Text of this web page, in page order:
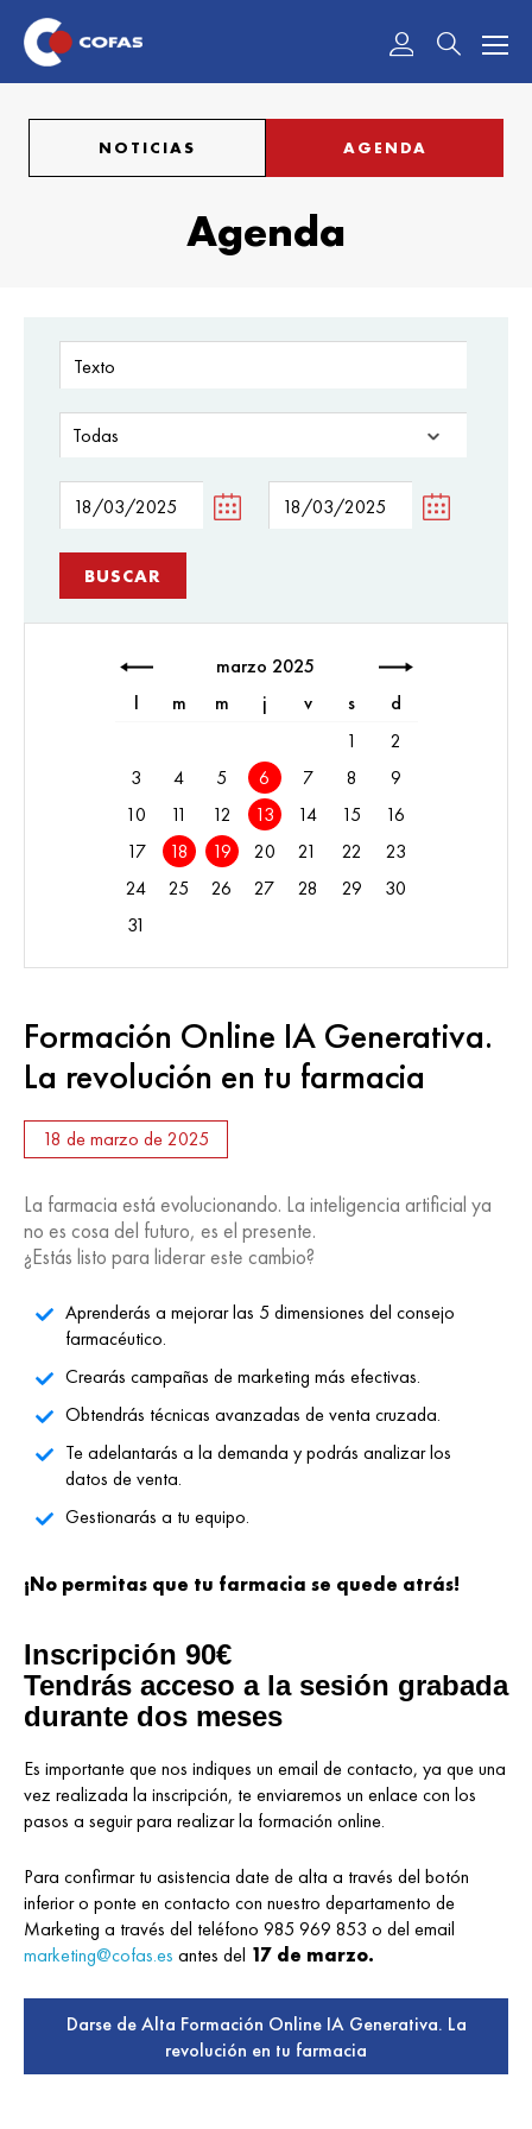
NOTICIAS AGENDA
Agenda
marzo 2025
l
m m j v s
d
1
2
3
4 5 6 7 8
9
10
11 12 13 14 15
16
17
18 19 20 21 22
23
24
25 26 27 28 29
30
31
Formación Online IA Generativa.
La revolución en tu farmacia
18 de marzo de 2025
La farmacia está evolucionando. La inteligencia artificial ya
no es cosa del futuro, es el presente.
¿Estás listo para liderar este cambio?
Aprenderás a mejorar las 5 dimensiones del consejo
farmacéutico.
Crearás campañas de marketing más efectivas.
Obtendrás técnicas avanzadas de venta cruzada.
Te adelantarás a la demanda y podrás analizar los
datos de venta.
Gestionarás a tu equipo.
¡No permitas que tu farmacia se quede atrás!
Inscripción 90€
Tendrás acceso a la sesión grabada
durante dos meses
Es importante que nos indiques un email de contacto, ya que una
vez realizada la inscripción, te enviaremos un enlace con los
pasos a seguir para realizar la formación online.
Para confirmar tu asistencia date de alta a través del botón
inferior o ponte en contacto con nuestro departamento de
Marketing a través del teléfono 985 969 853 o del email
marketing@cofas.es antes del 17 de marzo.
Darse de Alta Formación Online IA Generativa. La
revolución en tu farmacia